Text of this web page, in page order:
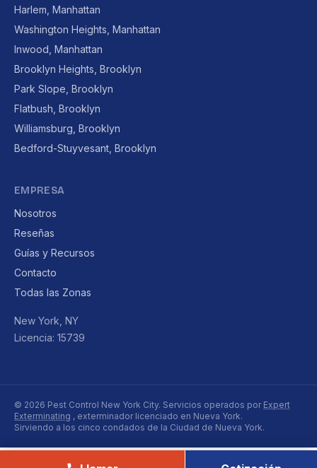
Harlem, Manhattan
Washington Heights, Manhattan
Inwood, Manhattan
Brooklyn Heights, Brooklyn
Park Slope, Brooklyn
Flatbush, Brooklyn
Williamsburg, Brooklyn
Bedford-Stuyvesant, Brooklyn
EMPRESA
Nosotros
Reseñas
Guías y Recursos
Contacto
Todas las Zonas
New York, NY
Licencia: 15739
© 2026 Pest Control New York City. Servicios operados por Expert
Exterminating , exterminador licenciado en Nueva York.
Sirviendo a los cinco condados de la Ciudad de Nueva York.